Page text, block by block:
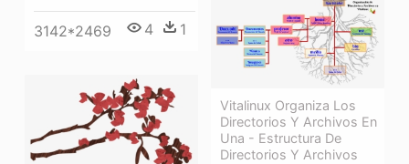
3142*2469 4 1
Vitalinux Organiza Los
Directorios Y Archivos En
Una - Estructura De
Directorios Y Archivos